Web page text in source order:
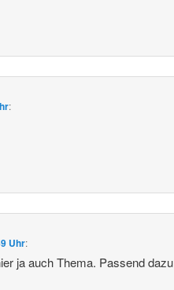
:
Uhr:
ja auch Thema. Passend dazu